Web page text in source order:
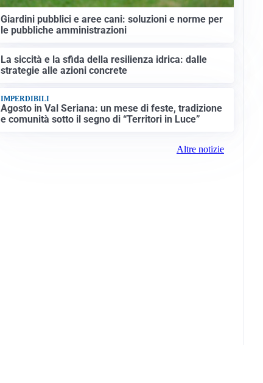
Giardini pubblici e aree cani: soluzioni e norme per
le pubbliche amministrazioni
La siccità e la sfida della resilienza idrica: dalle
strategie alle azioni concrete
IMPERDIBILI
Agosto in Val Seriana: un mese di feste, tradizione
e comunità sotto il segno di “Territori in Luce”
Altre notizie